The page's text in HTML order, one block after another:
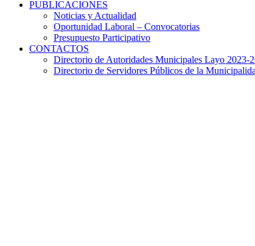
PUBLICACIONES
Noticias y Actualidad
Oportunidad Laboral – Convocatorias
Presupuesto Participativo
CONTACTOS
Directorio de Autoridades Municipales Layo 2023-
Directorio de Servidores Públicos de la